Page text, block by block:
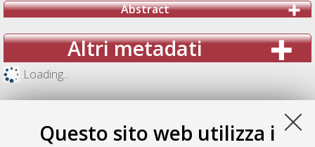
Questo sito web utilizza i
Abstract
Altri metadati
Loading...